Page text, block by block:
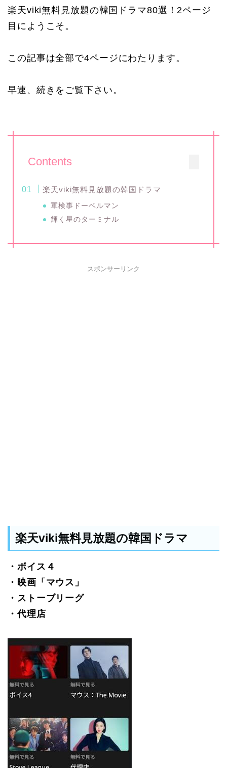
楽天viki無料見放題の韓国ドラマ80選！2ページ
目にようこそ。
この記事は全部で4ページにわたります。
早速、続きをご覧下さい。
Contents
楽天viki無料見放題の韓国ドラマ
軍検事ドーベルマン
輝く星のターミナル
スポンサーリンク
楽天viki無料見放題の韓国ドラマ
・ボイス４
・映画「マウス」
・ストーブリーグ
・代理店